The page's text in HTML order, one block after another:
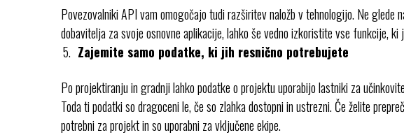
Povezovalniki API vam omogočajo tudi razširitev naložb v tehnologijo. Ne glede
dobavitelja za svoje osnovne aplikacije, lahko še vedno izkoristite vse funkcije, ki
Zajemite samo podatke, ki jih resnično potrebujete
Po projektiranju in gradnji lahko podatke o projektu uporabijo lastniki za
Toda ti podatki so dragoceni le, če so zlahka dostopni in ustrezni. Če želite
potrebni za projekt in so uporabni za vključene ekipe.